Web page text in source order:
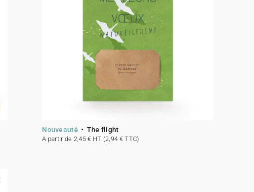
Nouveauté The flight
A partir de 2,45 € HT (2,94 € TTC)